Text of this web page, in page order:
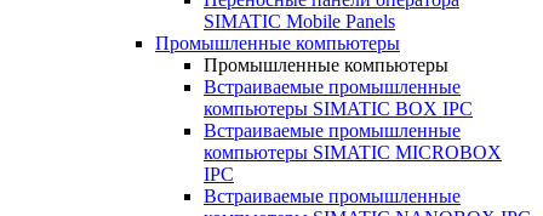
SIMATIC Mobile Panels
Промышленные компьютеры
Промышленные компьютеры
Встраиваемые промышленные
компьютеры SIMATIC BOX IPC
Встраиваемые промышленные
компьютеры SIMATIC MICROBOX
IPC
Встраиваемые промышленные